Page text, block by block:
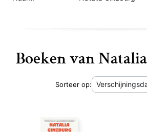
Boeken van
Sorteer op: